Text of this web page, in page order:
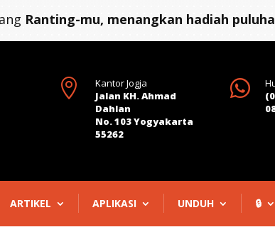
Ranting-mu, menangkan hadiah

Kantor Jogja
Jalan KH. Ahmad
Dahlan
No. 103 Yogyakarta
55262

ARTIKEL APLIKASI UNDUH 🔒